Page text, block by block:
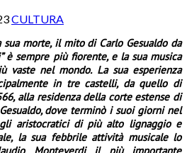
CULTURA
morte, il mito di Carlo Gesualdo da
è sempre più fiorente, e la sua musica
vaste nel mondo. La sua esperienza
in tre castelli, da quello di
alla residenza della corte estense di
dove terminò i suoi giorni nel
aristocratici di più alto lignaggio e
la sua febbrile attività musicale lo